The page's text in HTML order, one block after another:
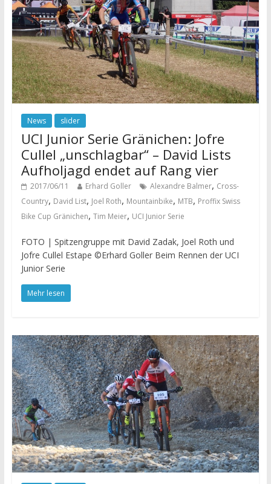
News slider
UCI Junior Serie Gränichen: Jofre
Cullel „unschlagbar“ – David Lists
Aufholjagd endet auf Rang vier
2017/06/11 Erhard Goller Alexandre Balmer, Cross-
Country, David List, Joel Roth, Mountainbike, MTB, Proffix Swiss
Bike Cup Gränichen, Tim Meier, UCI Junior Serie
FOTO | Spitzengruppe mit David Zadak, Joel Roth und
Jofre Cullel Estape ©Erhard Goller Beim Rennen der UCI
Junior Serie
Mehr lesen